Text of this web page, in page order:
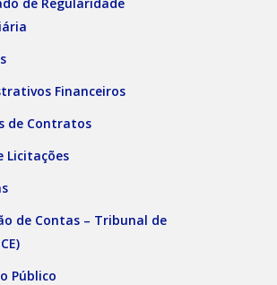
Financeiros
de Contratos
Licitações
de Contas – Tribunal de
Público